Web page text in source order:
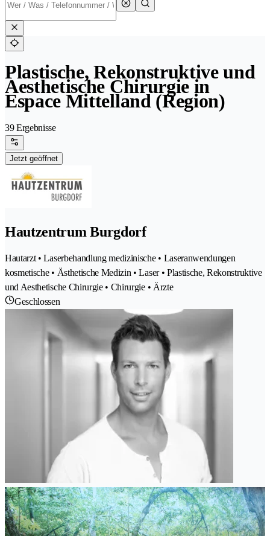
Plastische, Rekonstruktive und
Aesthetische Chirurgie in
Espace Mittelland (Region)
39 Ergebnisse
Jetzt geöffnet
Hautzentrum Burgdorf
Hautarzt • Laserbehandlung medizinische • Laseranwendungen
kosmetische • Ästhetische Medizin • Laser • Plastische, Rekonstruktive
und Aesthetische Chirurgie • Chirurgie • Ärzte
Geschlossen